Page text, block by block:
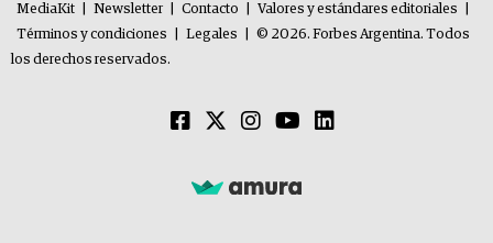
MediaKit Newsletter Contacto Valores y estándares editoriales
Términos y condiciones
Legales
© 2026. Forbes Argentina. Todos
los derechos reservados.